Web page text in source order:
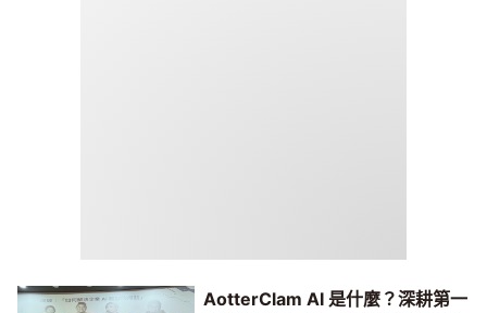
AotterClam AI 是什麼？深耕第一